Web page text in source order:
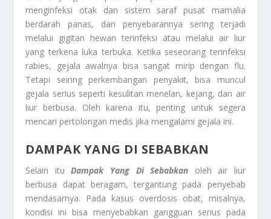
menginfeksi otak dan sistem saraf pusat mamalia
berdarah panas, dan penyebarannya sering terjadi
melalui gigitan hewan terinfeksi atau melalui air liur
yang terkena luka terbuka. Ketika seseorang terinfeksi
rabies, gejala awalnya bisa sangat mirip dengan flu.
Tetapi seiring perkembangan penyakit, bisa muncul
gejala serius seperti kesulitan menelan, kejang, dan air
liur berbusa. Oleh karena itu, penting untuk segera
mencari pertolongan medis jika mengalami gejala ini.
DAMPAK YANG DI SEBABKAN
Selain ituDampak Yang Di Sebabkan oleh air liur
berbusa dapat beragam, tergantung pada penyebab
mendasarnya. Pada kasus overdosis obat, misalnya,
kondisi ini bisa menyebabkan gangguan serius pada